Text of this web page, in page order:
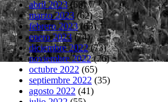
abril 2023(66)
marzo 2023(62)
febrero 2023(63)
enero 2023(74)
diciembre 2022(73)
noviembre 2022(76)
octubre 2022 (65)
septiembre 2022 (35)
agosto 2022 (41)